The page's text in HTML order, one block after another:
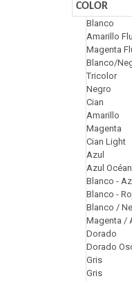
COLOR
Blanco
Amarillo
Magenta
Blanco/
Tricolor
Negro
Cian
Amarillo
Magenta
Cian Light
Azul
Azul
Blanco -
Blanco -
Blanco /
Magenta /
Dorado
Dorado
Gris
Gris